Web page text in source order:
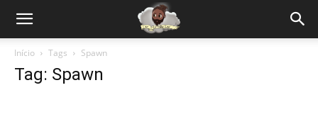
Início Tags Spawn
Tag: Spawn